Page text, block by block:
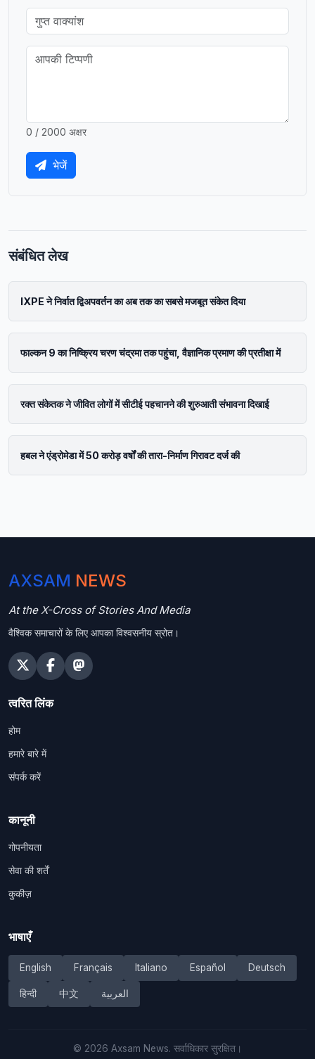
0 / 2000 अक्षर
भेजें
संबंधित लेख
IXPE ने निर्वात द्विअपवर्तन का अब तक का सबसे मजबूत संकेत दिया
फाल्कन 9 का निष्क्रिय चरण चंद्रमा तक पहुंचा, वैज्ञानिक प्रमाण की प्रतीक्षा में
रक्त संकेतक ने जीवित लोगों में सीटीई पहचानने की शुरुआती संभावना दिखाई
हबल ने एंड्रोमेडा में 50 करोड़ वर्षों की तारा-निर्माण गिरावट दर्ज की
AXSAM NEWS
At the X-Cross of Stories And Media
वैश्विक समाचारों के लिए आपका विश्वसनीय स्रोत।
त्वरित लिंक
होम
हमारे बारे में
संपर्क करें
कानूनी
गोपनीयता
सेवा की शर्तें
कुकीज़
भाषाएँ
English Français Italiano Español Deutsch
हिन्दी 中文 العربية
© 2026 Axsam News. सर्वाधिकार सुरक्षित।